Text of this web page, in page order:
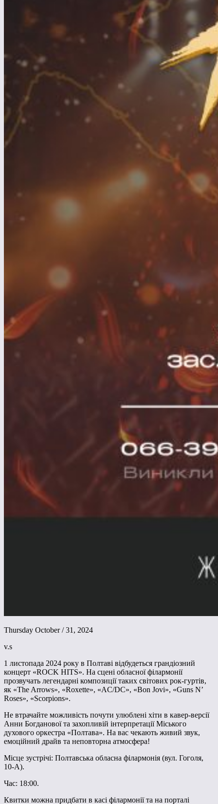
Thursday October / 31, 2024
v.s
1 листопада 2024 року в Полтаві відбудеться грандіозний
концерт «ROCK HITS». На сцені обласної філармонії
прозвучать легендарні композиції таких світових рок-гуртів,
як «The Arrows», «Roxette», «AC/DC», «Bon Jovi», «Guns N’
Roses», «Scorpions».
Не втрачайте можливість почути улюблені хіти в кавер-версії
Анни Богданової та захопливій інтерпретації Міського
духового оркестра «Полтава». На вас чекають живий звук,
емоційний драйв та неповторна атмосфера!
Місце зустрічі: Полтавська обласна філармонія (вул. Гоголя,
10-А).
Час: 18:00.
Квитки можна придбати в касі філармонії та на порталі